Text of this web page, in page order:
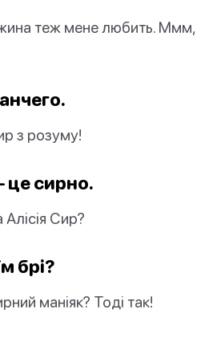
теж мене любить. Ммм,
.
з розуму!
цесирно.
Сир?
брі?
маніяк? Тоді так!